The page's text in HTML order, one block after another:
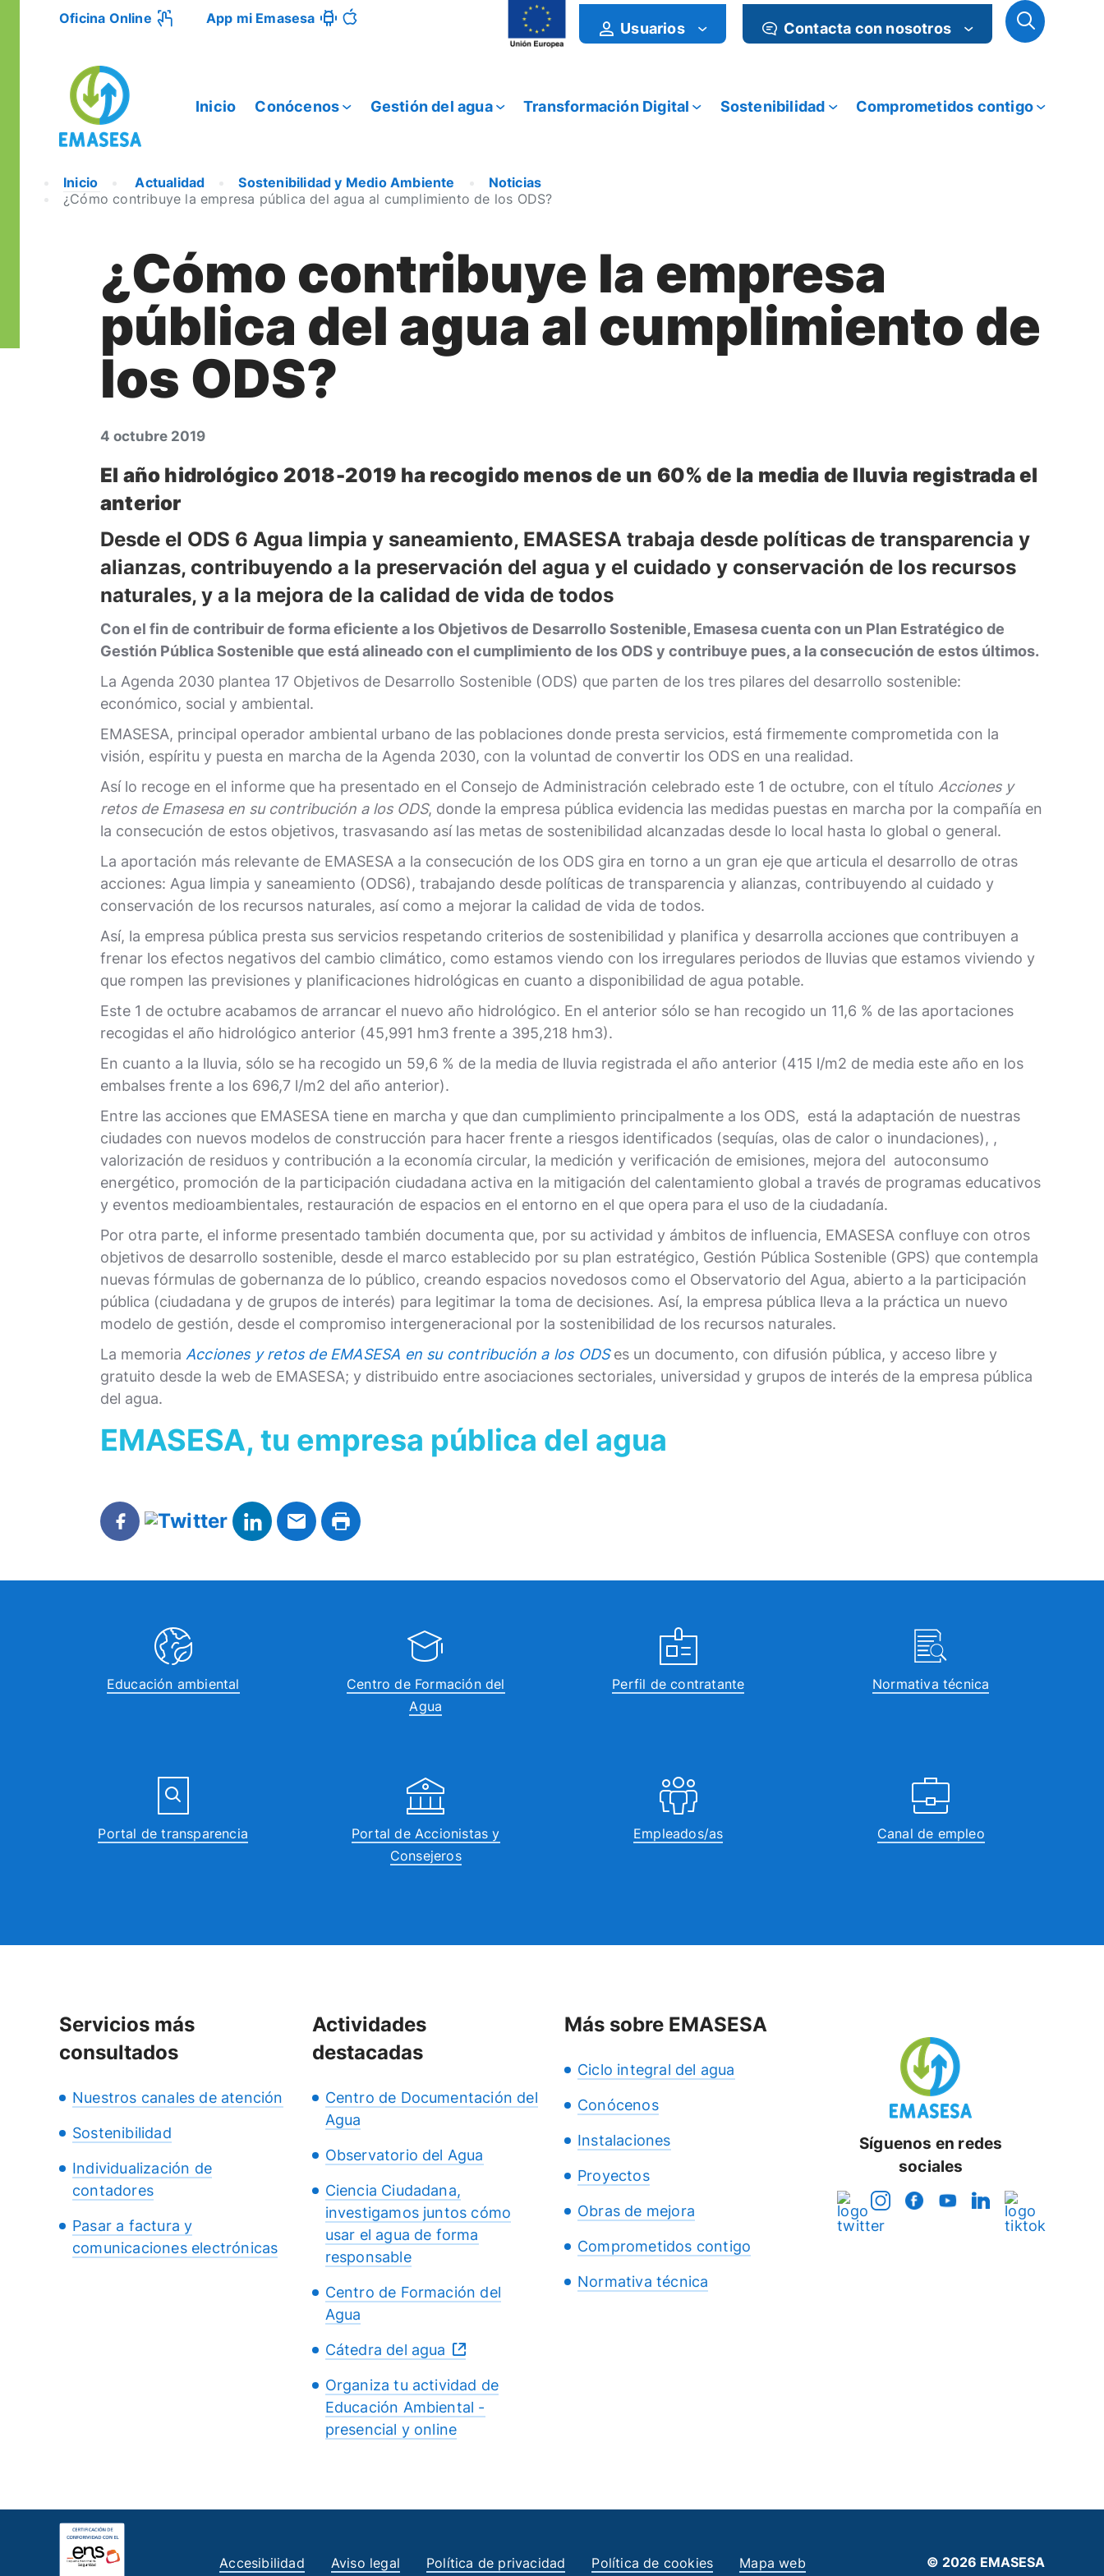
Oficina Online App mi Emasesa
Usuarios Contacta con nosotros
Inicio Conócenos Gestión del agua Transformación Digital Sostenibilidad Comprometidos contigo
Inicio Actualidad Sostenibilidad y Medio Ambiente
Noticias
¿Cómo contribuye la empresa pública del agua al cumplimiento de los ODS?
¿Cómo contribuye la empresa
pública del agua al cumplimiento de
los ODS?
4 octubre 2019
El año hidrológico 2018-2019 ha recogido menos de un 60% de la media de lluvia registrada el
anterior
Desde el ODS 6 Agua limpia y saneamiento, EMASESA trabaja desde políticas de transparencia y
alianzas, contribuyendo a la preservación del agua y el cuidado y conservación de los recursos
naturales, y a la mejora de la calidad de vida de todos
Con el fin de contribuir de forma eficiente a los Objetivos de Desarrollo Sostenible, Emasesa cuenta con un Plan Estratégico de
Gestión Pública Sostenible que está alineado con el cumplimiento de los ODS y contribuye pues, a la consecución de estos últimos.
La Agenda 2030 plantea 17 Objetivos de Desarrollo Sostenible (ODS) que parten de los tres pilares del desarrollo sostenible:
económico, social y ambiental.
EMASESA, principal operador ambiental urbano de las poblaciones donde presta servicios, está firmemente comprometida con la
visión, espíritu y puesta en marcha de la Agenda 2030, con la voluntad de convertir los ODS en una realidad.
Así lo recoge en el informe que ha presentado en el Consejo de Administración celebrado este 1 de octubre, con el título Acciones y
retos de Emasesa en su contribución a los ODS, donde la empresa pública evidencia las medidas puestas en marcha por la compañía en
la consecución de estos objetivos, trasvasando así las metas de sostenibilidad alcanzadas desde lo local hasta lo global o general.
La aportación más relevante de EMASESA a la consecución de los ODS gira en torno a un gran eje que articula el desarrollo de otras
acciones: Agua limpia y saneamiento (ODS6), trabajando desde políticas de transparencia y alianzas, contribuyendo al cuidado y
conservación de los recursos naturales, así como a mejorar la calidad de vida de todos.
Así, la empresa pública presta sus servicios respetando criterios de sostenibilidad y planifica y desarrolla acciones que contribuyen a
frenar los efectos negativos del cambio climático, como estamos viendo con los irregulares periodos de lluvias que estamos viviendo y
que rompen las previsiones y planificaciones hidrológicas en cuanto a disponibilidad de agua potable.
Este 1 de octubre acabamos de arrancar el nuevo año hidrológico. En el anterior sólo se han recogido un 11,6 % de las aportaciones
recogidas el año hidrológico anterior (45,991 hm3 frente a 395,218 hm3).
En cuanto a la lluvia, sólo se ha recogido un 59,6 % de la media de lluvia registrada el año anterior (415 l/m2 de media este año en los
embalses frente a los 696,7 l/m2 del año anterior).
Entre las acciones que EMASESA tiene en marcha y que dan cumplimiento principalmente a los ODS, está la adaptación de nuestras
ciudades con nuevos modelos de construcción para hacer frente a riesgos identificados (sequías, olas de calor o inundaciones), ,
valorización de residuos y contribución a la economía circular, la medición y verificación de emisiones, mejora del autoconsumo
energético, promoción de la participación ciudadana activa en la mitigación del calentamiento global a través de programas educativos
y eventos medioambientales, restauración de espacios en el entorno en el que opera para el uso de la ciudadanía.
Por otra parte, el informe presentado también documenta que, por su actividad y ámbitos de influencia, EMASESA confluye con otros
objetivos de desarrollo sostenible, desde el marco establecido por su plan estratégico, Gestión Pública Sostenible (GPS) que contempla
nuevas fórmulas de gobernanza de lo público, creando espacios novedosos como el Observatorio del Agua, abierto a la participación
pública (ciudadana y de grupos de interés) para legitimar la toma de decisiones. Así, la empresa pública lleva a la práctica un nuevo
modelo de gestión, desde el compromiso intergeneracional por la sostenibilidad de los recursos naturales.
La memoria Acciones y retos de EMASESA en su contribución a los ODSes un documento, con difusión pública, y acceso libre y
gratuito desde la web de EMASESA; y distribuido entre asociaciones sectoriales, universidad y grupos de interés de la empresa pública
del agua.
EMASESA, tu empresa pública del agua
Educación ambiental
Centro de Formación del
Agua
Perfil de contratante Normativa técnica
Portal de transparencia
Portal de Accionistas y
Consejeros
Empleados/as Canal de empleo
Servicios más
consultados
Nuestros canales de atención
Sostenibilidad
Individualización de
contadores
Pasar a factura y
comunicaciones electrónicas
Actividades
destacadas
Centro de Documentación del
Agua
Observatorio del Agua
Ciencia Ciudadana,
investigamos juntos cómo
usar el agua de forma
responsable
Centro de Formación del
Agua
Cátedra del agua
Organiza tu actividad de
Educación Ambiental -
presencial y online
Más sobre EMASESA
Ciclo integral del agua
Conócenos
Instalaciones
Proyectos
Obras de mejora
Comprometidos contigo
Normativa técnica
Síguenos en redes
sociales
Accesibilidad Aviso legal Política de privacidad Política de cookies Mapa web © 2026 EMASESA